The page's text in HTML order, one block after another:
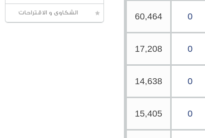
الشكاوى و الاقتراحات 0
60,464
0
17,208
0
14,638
0
15,405